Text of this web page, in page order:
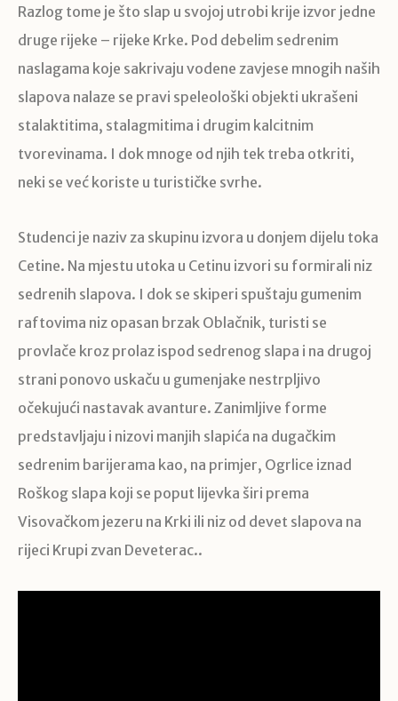
Razlog tome je što slap u svojoj utrobi krije izvor jedne
druge rijeke – rijeke Krke. Pod debelim sedrenim
naslagama koje sakrivaju vodene zavjese mnogih naših
slapova nalaze se pravi speleološki objekti ukrašeni
stalaktitima, stalagmitima i drugim kalcitnim
tvorevinama. I dok mnoge od njih tek treba otkriti,
neki se već koriste u turističke svrhe.
Studenci je naziv za skupinu izvora u donjem dijelu toka
Cetine. Na mjestu utoka u Cetinu izvori su formirali niz
sedrenih slapova. I dok se skiperi spuštaju gumenim
raftovima niz opasan brzak Oblačnik, turisti se
provlače kroz prolaz ispod sedrenog slapa i na drugoj
strani ponovo uskaču u gumenjake nestrpljivo
očekujući nastavak avanture. Zanimljive forme
predstavljaju i nizovi manjih slapića na dugačkim
sedrenim barijerama kao, na primjer, Ogrlice iznad
Roškog slapa koji se poput lijevka širi prema
Visovačkom jezeru na Krki ili niz od devet slapova na
rijeci Krupi zvan Deveterac..